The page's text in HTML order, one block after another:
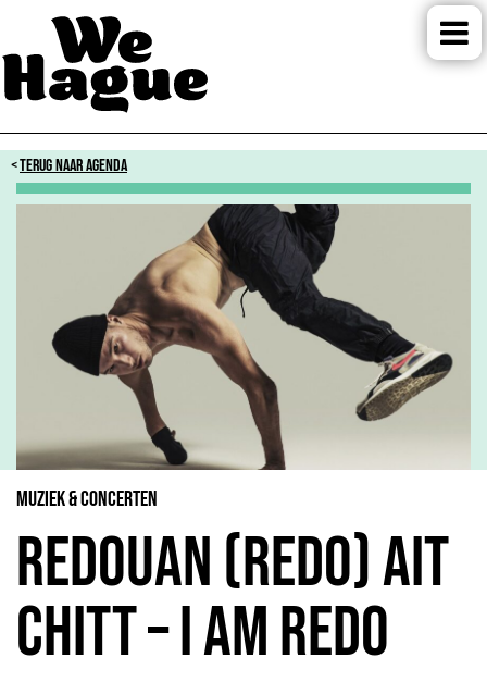
TERUG NAAR AGENDA
Muziek & Concerten
Redouan (Redo) Ait
Chitt – I am Redo